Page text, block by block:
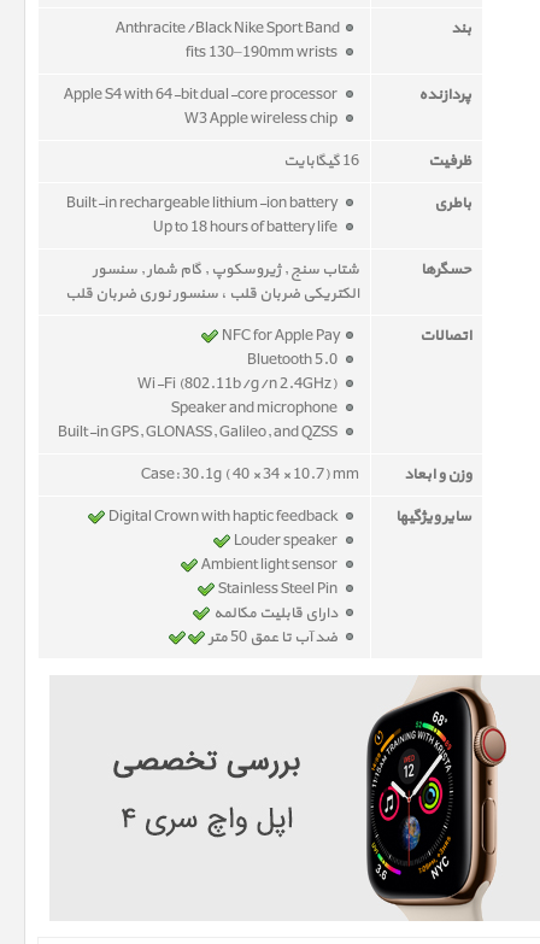
بند
Anthracite/Black Nike Sport Band
پردازنده
ظرفیت
16 گیگابایت
باطری
حسگرها
شتاب سنج , ژیروسکوپ , گام شمار , سنسور
الکتریکی ضربان قلب ، سنسور نوری ضربان قلب
اتصالات
NFC for Apple Pay
وزن و ابعاد
Case: 30.1g ( 40 × 34 × 10.7) mm
سایر ویژگیها
دارای قابلیت مکالمه
ضد آب تا عمق 50 متر